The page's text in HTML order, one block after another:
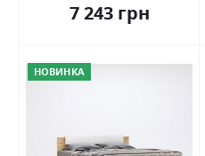
7 243 грн
НОВИНКА